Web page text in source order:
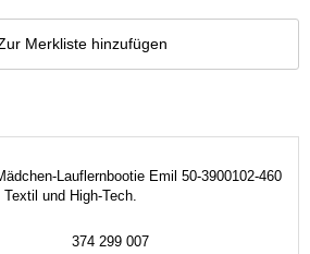
Merkliste hinzufügen
Lauflernbootie Emil 50-3900102-460
und High-Tech.
374 299 007